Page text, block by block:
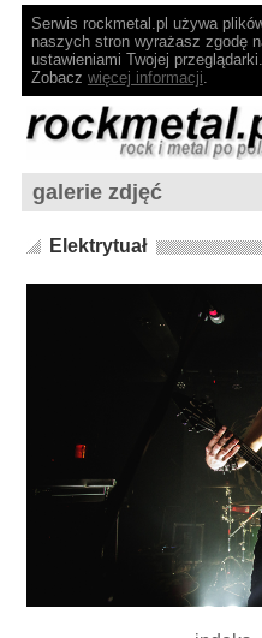
Serwis rockmetal.pl używa
naszych stron wyrażasz zgodę
ustawieniami Twojej przeglądarki.
Zobacz więcej informacji.
galerie zdjęć
Elektrytuał